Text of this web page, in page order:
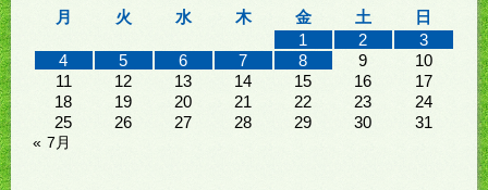
月 火 水 木 金 土
日
1
2
3
4
5 6 7 8 9
10
11
12 13 14 15 16
17
18
19 20 21 22 23
24
25
26 27 28 29 30 31
« 7月